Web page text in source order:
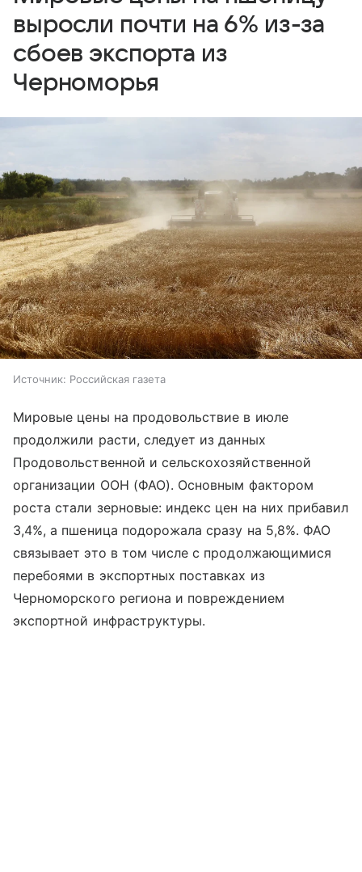
выросли почти на 6% из-за
сбоев экспорта из
Черноморья
Источник: Российская газета
Мировые цены на продовольствие в июле
продолжили расти, следует из данных
Продовольственной и сельскохозяйственной
организации ООН (ФАО). Основным фактором
роста стали зерновые: индекс цен на них прибавил
3,4%, а пшеница подорожала сразу на 5,8%. ФАО
связывает это в том числе с продолжающимися
перебоями в экспортных поставках из
Черноморского региона и повреждением
экспортной инфраструктуры.